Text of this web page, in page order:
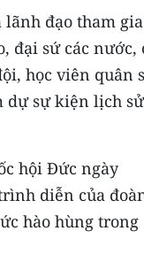
lãnh đạo tham gia
đại sứ các nước,
học viên quân
dự sự kiện lịch sử
hội Đức ngày
diễn của
hào hùng trong